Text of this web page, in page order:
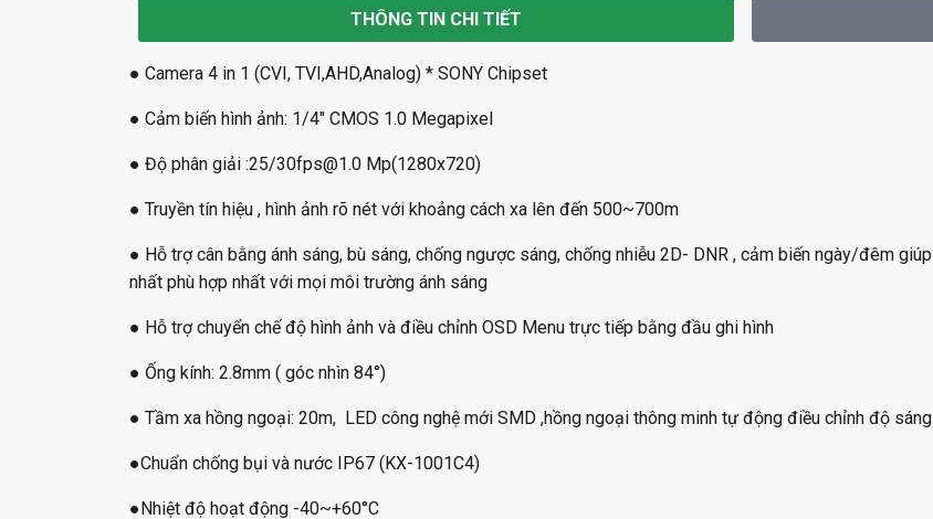
THÔNG TIN CHI TIẾT
● Camera 4 in 1 (CVI, TVI,AHD,Analog) * SONY Chipset
● Cảm biến hình ảnh: 1/4" CMOS 1.0 Megapixel
● Độ phân giải :25/30fps@1.0 Mp(1280x720)
● Truyền tín hiệu , hình ảnh rõ nét với khoảng cách xa lên đến 500~700m
● Hỗ trợ cân bằng ánh sáng, bù sáng, chống ngược sáng, chống nhiễu 2D- DNR , cảm biến ngày/đêm
nhất phù hợp nhất với mọi môi trường ánh sáng
● Hỗ trợ chuyển chế độ hình ảnh và điều chỉnh OSD Menu trực tiếp bằng đầu ghi hình
● Ống kính: 2.8mm ( góc nhìn 84°)
● Tầm xa hồng ngoại: 20m, LED công nghệ mới SMD ,hồng ngoại thông minh tự động điều chỉnh độ
●Chuẩn chống bụi và nước IP67 (KX-1001C4)
●Nhiệt độ hoạt động -40~+60°C